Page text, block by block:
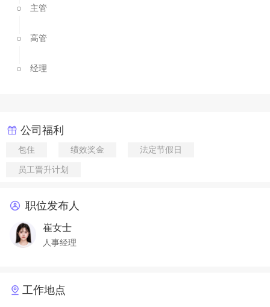
主管
高管
经理
公司福利
包住 绩效奖金 法定节假日
员工晋升计划
职位发布人
崔女士
人事经理
工作地点